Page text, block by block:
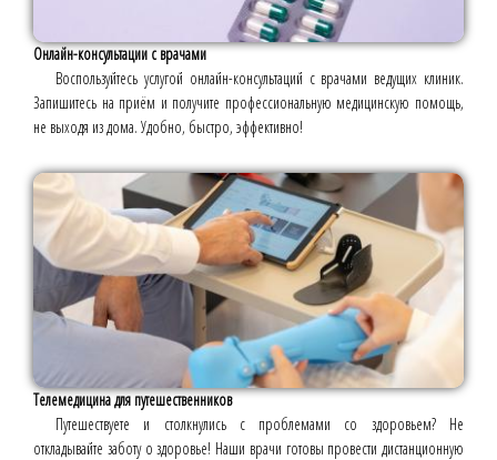
Онлайн-консультации с врачами
Воспользуйтесь услугой онлайн-консультаций с врачами ведущих клиник.
Запишитесь на приём и получите профессиональную медицинскую помощь,
не выходя из дома. Удобно, быстро, эффективно!
Телемедицина для путешественников
Путешествуете и столкнулись с проблемами со здоровьем? Не
откладывайте заботу о здоровье! Наши врачи готовы провести дистанционную